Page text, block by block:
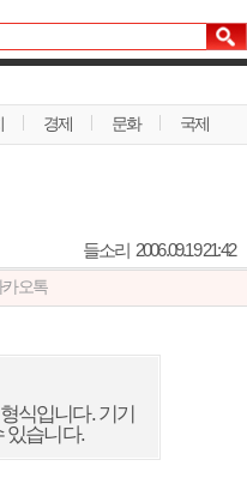
경제 문화 국제
들소리 2006.09.19 21:42
카오톡
식입니다. 기기
있습니다.